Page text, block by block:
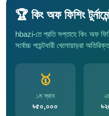
🏆 কিং অফ ফিশিং
hbazi-তে প্রতি সপ্তাহে কিং অফ
সর্বোচ্চ পয়েন্টধারী খেলোয়াড়রা
🥇
১ম স্থান
৳৫০,০০০